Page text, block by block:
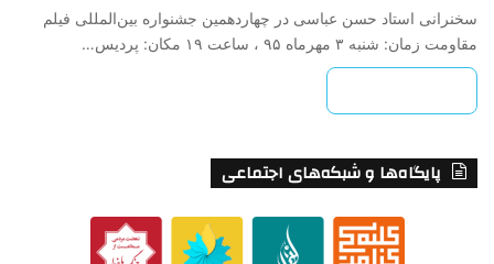
سخنرانی استاد حسن عباسی در چهاردهمین جشنواره بین‌المللی فیلم
مقاومت زمان: شنبه ۳ مهرماه ۹۵ ، ساعت ۱۹ مکان: پردیس…
پایگاه‌ها و شبکه‌های اجتماعی